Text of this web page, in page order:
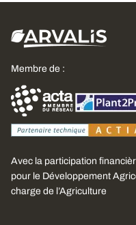
Membre de :
Avec la participation
pour le Développement
charge de l’Agriculture